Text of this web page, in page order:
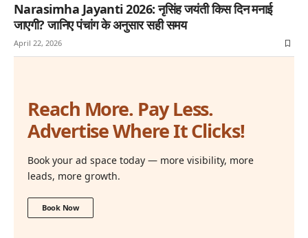
Narasimha Jayanti 2026: नृसिंह जयंती किस दिन मनाई
जाएगी? जानिए पंचांग के अनुसार सही समय
April 22, 2026
Reach More. Pay Less.
Advertise Where It Clicks!
Book your ad space today — more visibility, more
leads, more growth.
Book Now